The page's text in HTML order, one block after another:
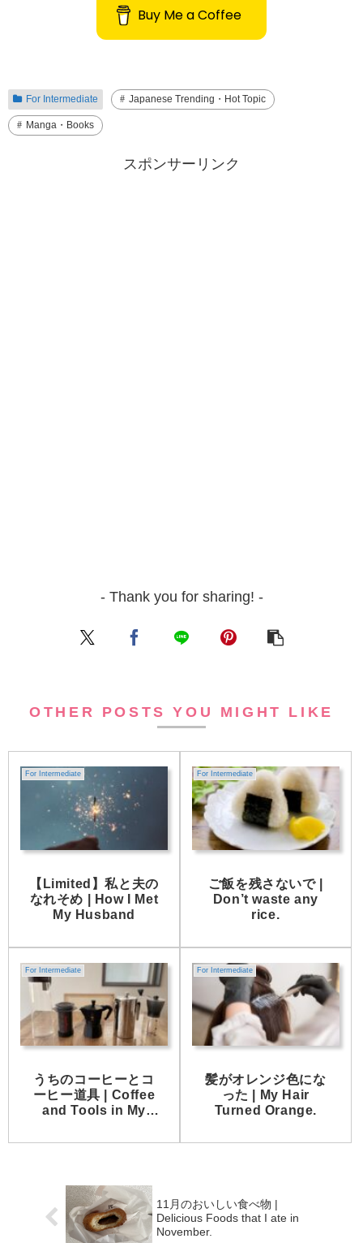
Buy Me a Coffee
For Intermediate Japanese Trending・Hot Topic
Manga・Books
スポンサーリンク
- Thank you for sharing! -
OTHER POSTS YOU MIGHT LIKE
For Intermediate
【Limited】私と夫の
なれそめ | How I Met
My Husband
For Intermediate
ご飯を残さないで |
Don’t waste any
rice.
For Intermediate
うちのコーヒーとコ
ーヒー道具 | Coffee
and Tools in My
For Intermediate
髪がオレンジ色にな
った | My Hair
Turned Orange.
11月のおいしい食べ物 |
Delicious Foods that I ate in
November.